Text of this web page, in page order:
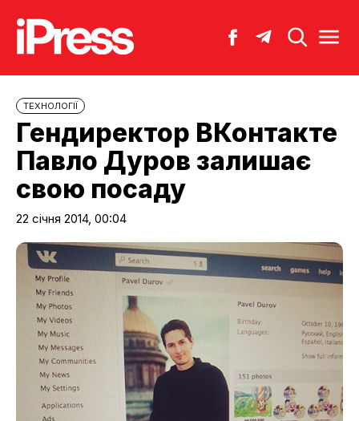
ТЕХНОЛОГІЇ
Гендиректор ВКонтакте
Павло Дуров залишає
свою посаду
22 січня 2014, 00:04